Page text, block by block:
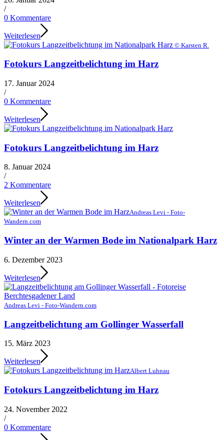
/
0 Kommentare
Weiterlesen
© Karsten R.
Fotokurs Langzeitbelichtung im Harz
17. Januar 2024
/
0 Kommentare
Weiterlesen
Fotokurs Langzeitbelichtung im Harz
8. Januar 2024
/
2 Kommentare
Weiterlesen
Andreas Levi - Foto-
Wandern.com
Winter an der Warmen Bode im Nationalpark Harz
6. Dezember 2023
Weiterlesen
Andreas Levi - Foto-Wandern.com
Langzeitbelichtung am Gollinger Wasserfall
15. März 2023
Weiterlesen
Albert Luhnau
Fotokurs Langzeitbelichtung im Harz
24. November 2022
/
0 Kommentare